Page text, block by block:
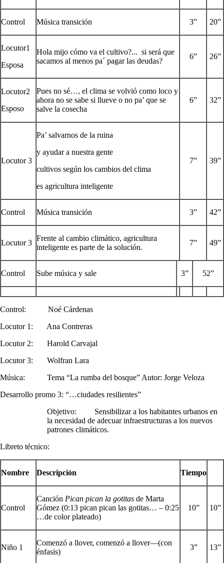
Control Música transición 3” 20”
Locutor1
Esposa
Hola mijo cómo va el cultivo?... si será que
sacamos al menos pa´ pagar las deudas?
6” 26”
Locutor2
Esposo
Pues no sé…, el clima se volvió como loco y
ahora no se sabe si llueve o no pa’ que se
salve la cosecha
6” 32”
Locutor 3
Pa’ salvarnos de la ruina
y ayudar a nuestra gente
cultivos según los cambios del clima
es agricultura inteligente
7” 39”
Control Música transición 3” 42”
Locutor 3
Frente al cambio climático, agricultura
inteligente es parte de la solución.
7” 49”
Control Sube música y sale 3” 52”
Control: Noé Cárdenas
Locutor 1: Ana Contreras
Locutor 2: Harold Carvajal
Locutor 3: Wolfran Lara
Música: Tema “La rumba del bosque” Autor: Jorge Veloza
Desarrollo promo 3: “…ciudades resilientes”
Objetivo: Sensibilizar a los habitantes urbanos en
la necesidad de adecuar infraestructuras a los nuevos
patrones climáticos.
Libreto técnico:
Nombre Descripción Tiempo
Control
Canción Pican pican la gotitas de Marta
Gómez (0:13 pican pican las gotitas… – 0:25
…de color plateado)
10” 10”
Niño 1
Comenzó a llover, comenzó a llover—(con
énfasis)
3” 13”